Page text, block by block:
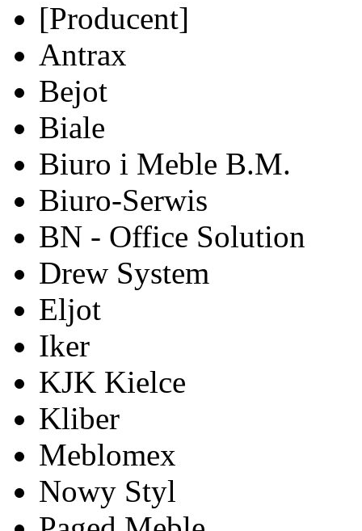
[Producent]
Antrax
Bejot
Biale
Biuro i Meble B.M.
Biuro-Serwis
BN - Office Solution
Drew System
Eljot
Iker
KJK Kielce
Kliber
Meblomex
Nowy Styl